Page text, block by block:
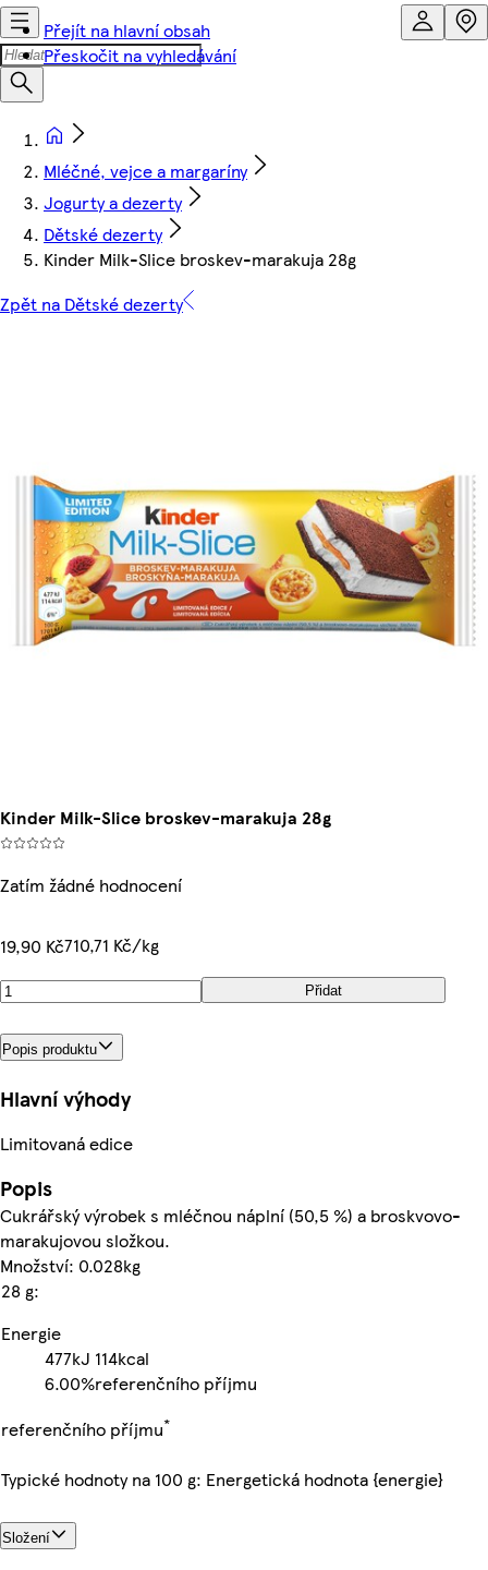
Přejít na hlavní obsah
Přeskočit na vyhledávání
Mléčné, vejce a margaríny
Jogurty a dezerty
Dětské dezerty
Kinder Milk-Slice broskev-marakuja 28g
Zpět na Dětské dezerty
Kinder Milk-Slice broskev-marakuja 28g
Zatím žádné hodnocení
19,90 Kč710,71 Kč/kg
Přidat
Popis produktu
Hlavní výhody
Limitovaná edice
Popis
Cukrářský výrobek s mléčnou náplní (50,5 %) a broskvovo-
marakujovou složkou.
Množství: 0.028kg
28 g:
Energie
477kJ 114kcal
6.00%referenčního příjmu
referenčního příjmu*
Typické hodnoty na 100 g: Energetická hodnota {energie}
Složení